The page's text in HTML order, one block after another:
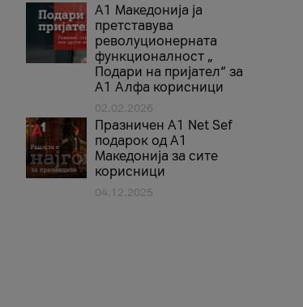
А1 Македонија ја
претставува
револуционерната
функционалност „
Подари на пријател“ за
А1 Алфа корисници
02.02.2026
Празничен A1 Net Sеf
подарок од А1
Македонија за сите
корисници
04.12.2025